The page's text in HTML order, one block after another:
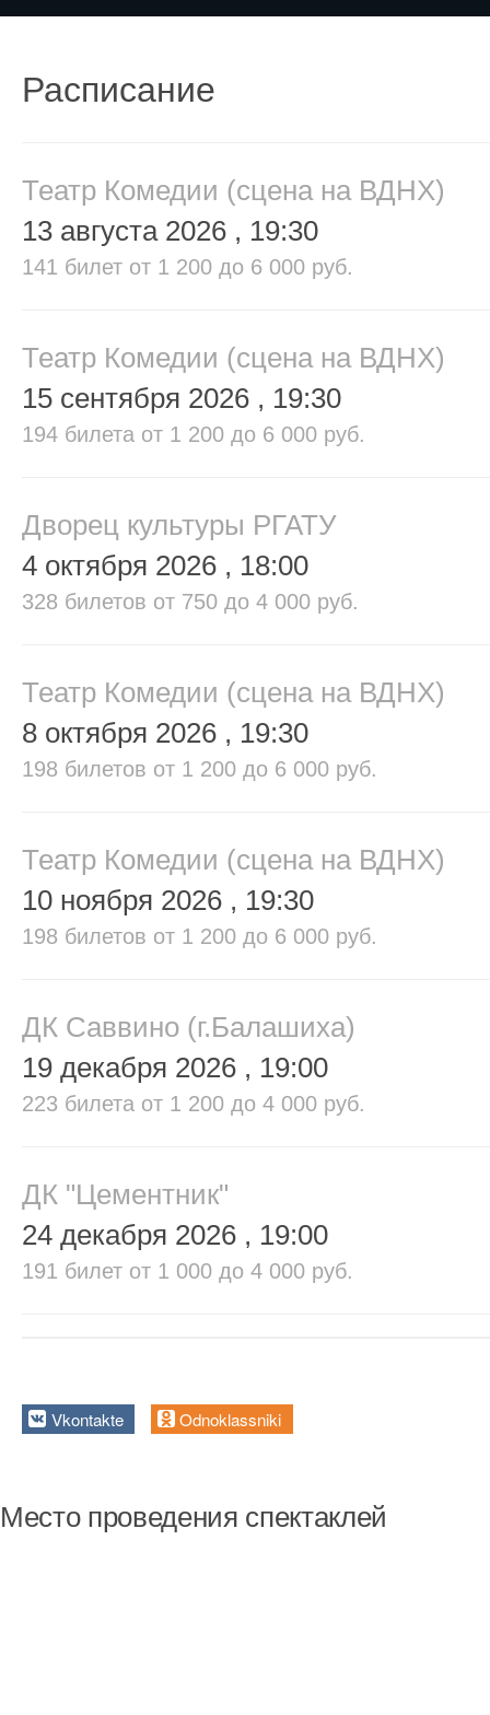
Расписание
Театр Комедии (сцена на ВДНХ)
13 августа 2026 , 19:30
141 билет от 1 200 до 6 000 руб.
Театр Комедии (сцена на ВДНХ)
15 сентября 2026 , 19:30
194 билета от 1 200 до 6 000 руб.
Дворец культуры РГАТУ
4 октября 2026 , 18:00
328 билетов от 750 до 4 000 руб.
Театр Комедии (сцена на ВДНХ)
8 октября 2026 , 19:30
198 билетов от 1 200 до 6 000 руб.
Театр Комедии (сцена на ВДНХ)
10 ноября 2026 , 19:30
198 билетов от 1 200 до 6 000 руб.
ДК Саввино (г.Балашиха)
19 декабря 2026 , 19:00
223 билета от 1 200 до 4 000 руб.
ДК "Цементник"
24 декабря 2026 , 19:00
191 билет от 1 000 до 4 000 руб.
Vkontakte Odnoklassniki
Место проведения спектаклей